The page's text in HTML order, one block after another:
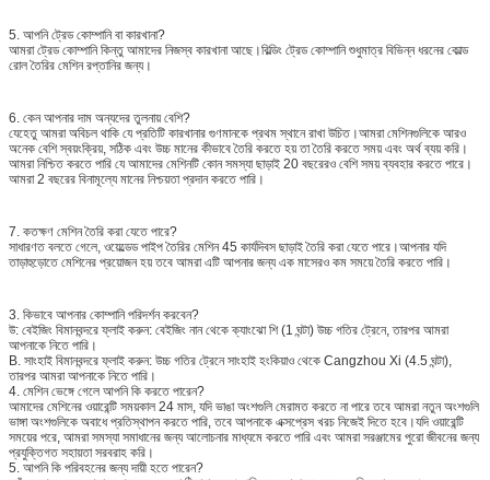
5. আপনি ট্রেড কোম্পানি বা কারখানা?
আমরা ট্রেড কোম্পানি কিন্তু আমাদের নিজস্ব কারখানা আছে।বিল্ডিং ট্রেড কোম্পানি শুধুমাত্র বিভিন্ন ধরনের কোল্ড
রোল তৈরির মেশিন রপ্তানির জন্য।
6. কেন আপনার দাম অন্যদের তুলনায় বেশি?
যেহেতু আমরা অবিচল থাকি যে প্রতিটি কারখানার গুণমানকে প্রথম স্থানে রাখা উচিত।আমরা মেশিনগুলিকে আরও
অনেক বেশি স্বয়ংক্রিয়, সঠিক এবং উচ্চ মানের কীভাবে তৈরি করতে হয় তা তৈরি করতে সময় এবং অর্থ ব্যয় করি।
আমরা নিশ্চিত করতে পারি যে আমাদের মেশিনটি কোন সমস্যা ছাড়াই 20 বছরেরও বেশি সময় ব্যবহার করতে পারে।
আমরা 2 বছরের বিনামূল্যে মানের নিশ্চয়তা প্রদান করতে পারি।
7. কতক্ষণ মেশিন তৈরি করা যেতে পারে?
সাধারণত বলতে গেলে, ওয়েল্ডেড পাইপ তৈরির মেশিন 45 কার্যদিবস ছাড়াই তৈরি করা যেতে পারে।আপনার যদি
তাড়াহুড়োতে মেশিনের প্রয়োজন হয় তবে আমরা এটি আপনার জন্য এক মাসেরও কম সময়ে তৈরি করতে পারি।
3. কিভাবে আপনার কোম্পানি পরিদর্শন করবেন?
উ: বেইজিং বিমানবন্দরে ফ্লাই করুন: বেইজিং নান থেকে ক্যাংঝো শি (1 ঘন্টা) উচ্চ গতির ট্রেনে, তারপর আমরা
আপনাকে নিতে পারি।
B. সাংহাই বিমানবন্দরে ফ্লাই করুন: উচ্চ গতির ট্রেনে সাংহাই হংকিয়াও থেকে Cangzhou Xi (4.5 ঘন্টা),
তারপর আমরা আপনাকে নিতে পারি।
4. মেশিন ভেঙ্গে গেলে আপনি কি করতে পারেন?
আমাদের মেশিনের ওয়ারেন্টি সময়কাল 24 মাস, যদি ভাঙা অংশগুলি মেরামত করতে না পারে তবে আমরা নতুন অংশগুলি
ভাঙ্গা অংশগুলিকে অবাধে প্রতিস্থাপন করতে পারি, তবে আপনাকে এক্সপ্রেস খরচ নিজেই দিতে হবে।যদি ওয়ারেন্টি
সময়ের পরে, আমরা সমস্যা সমাধানের জন্য আলোচনার মাধ্যমে করতে পারি এবং আমরা সরঞ্জামের পুরো জীবনের জন্য
প্রযুক্তিগত সহায়তা সরবরাহ করি।
5. আপনি কি পরিবহনের জন্য দায়ী হতে পারেন?